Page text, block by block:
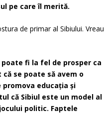
pe care îl merită.
de primar al Sibiului. Vreau
poate fi la fel de prosper ca
se poate să avem o
educația și
că Sibiul este un model al
politic. Faptele